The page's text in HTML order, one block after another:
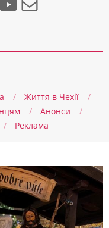
Життя в Чеxії
Анонси
Реклама